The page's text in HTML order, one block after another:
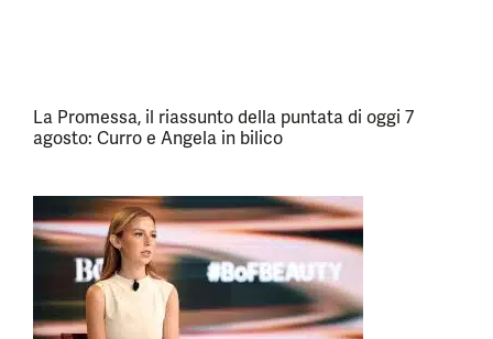
La Promessa, il riassunto della puntata di oggi 7
agosto: Curro e Angela in bilico